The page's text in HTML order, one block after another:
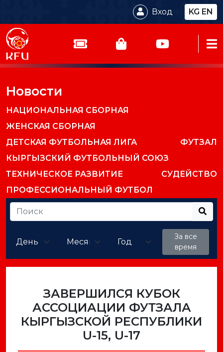
Вход KG EN
Новости
НАЦИОНАЛЬНАЯ СБОРНАЯ
ЖЕНСКАЯ СБОРНАЯ
ДЕТСКАЯ ФУТБОЛЬНАЯ ЛИГА
ФУТЗАЛ
КЫРГЫЗСКИЙ ФУТБОЛЬНЫЙ СОЮЗ
ТЕХНИЧЕСКОЕ РАЗВИТИЕ
СУДЕЙСТВО
ПРОФЕССИОНАЛЬНЫЙ ФУТБОЛ
За все
время
ЗАВЕРШИЛСЯ КУБОК
АССОЦИАЦИИ ФУТЗАЛА
КЫРГЫЗСКОЙ РЕСПУБЛИКИ
U-15, U-17